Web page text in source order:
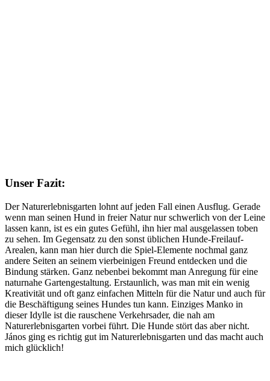
Unser Fazit:
Der Naturerlebnisgarten lohnt auf jeden Fall einen Ausflug. Gerade
wenn man seinen Hund in freier Natur nur schwerlich von der Leine
lassen kann, ist es ein gutes Gefühl, ihn hier mal ausgelassen toben
zu sehen. Im Gegensatz zu den sonst üblichen Hunde-Freilauf-
Arealen, kann man hier durch die Spiel-Elemente nochmal ganz
andere Seiten an seinem vierbeinigen Freund entdecken und die
Bindung stärken. Ganz nebenbei bekommt man Anregung für eine
naturnahe Gartengestaltung. Erstaunlich, was man mit ein wenig
Kreativität und oft ganz einfachen Mitteln für die Natur und auch für
die Beschäftigung seines Hundes tun kann. Einziges Manko in
dieser Idylle ist die rauschene Verkehrsader, die nah am
Naturerlebnisgarten vorbei führt. Die Hunde stört das aber nicht.
János ging es richtig gut im Naturerlebnisgarten und das macht auch
mich glücklich!